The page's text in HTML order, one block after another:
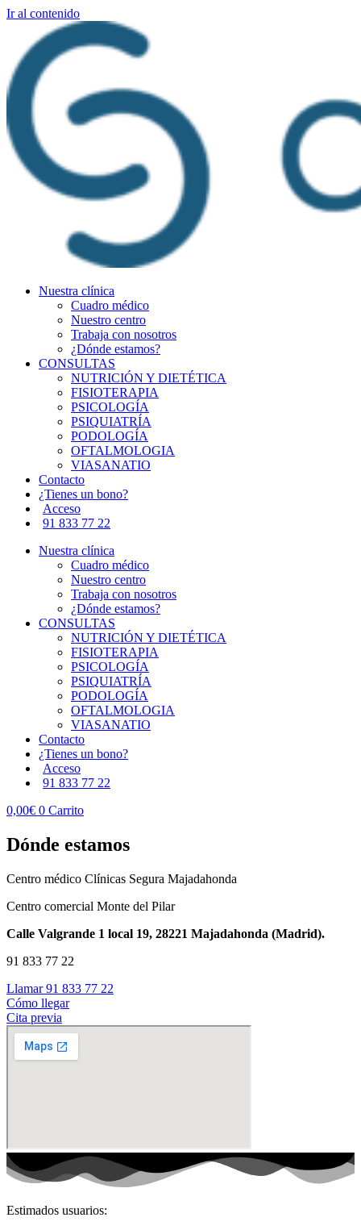
Ir al contenido
Nuestra clínica
Cuadro médico
Nuestro centro
Trabaja con nosotros
¿Dónde estamos?
CONSULTAS
NUTRICIÓN Y DIETÉTICA
FISIOTERAPIA
PSICOLOGÍA
PSIQUIATRÍA
PODOLOGÍA
OFTALMOLOGIA
VIASANATIO
Contacto
¿Tienes un bono?
Acceso
91 833 77 22
Nuestra clínica
Cuadro médico
Nuestro centro
Trabaja con nosotros
¿Dónde estamos?
CONSULTAS
NUTRICIÓN Y DIETÉTICA
FISIOTERAPIA
PSICOLOGÍA
PSIQUIATRÍA
PODOLOGÍA
OFTALMOLOGIA
VIASANATIO
Contacto
¿Tienes un bono?
Acceso
91 833 77 22
0,00€ 0 Carrito
Dónde estamos
Centro médico Clínicas Segura Majadahonda
Centro comercial Monte del Pilar
Calle Valgrande 1 local 19, 28221 Majadahonda (Madrid).
91 833 77 22
Llamar 91 833 77 22
Cómo llegar
Cita previa
Estimados usuarios: